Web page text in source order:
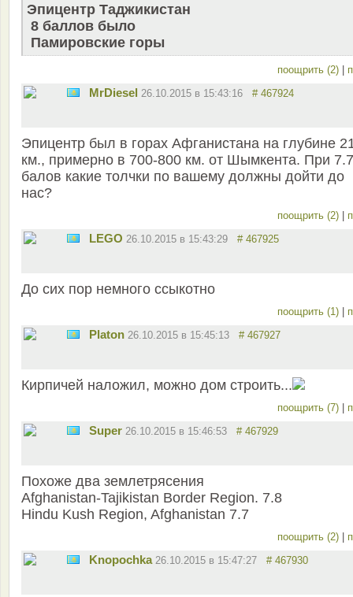
Эпицентр Таджикистан
8 баллов было
Памировские горы
поощрить (2) |
MrDiesel 26.10.2015 в 15:43:16 # 467924
Эпицентр был в горах Афганистана на глубине
км., примерно в 700-800 км. от Шымкента. При 7.7
балов какие толчки по вашему должны дойти до
нас?
поощрить (2) |
LEGO 26.10.2015 в 15:43:29 # 467925
До сих пор немного ссыкотно
поощрить (1) |
Platon 26.10.2015 в 15:45:13 # 467927
Кирпичей наложил, можно дом строить...
поощрить (7) |
Super 26.10.2015 в 15:46:53 # 467929
Похоже два землетрясения
Afghanistan-Tajikistan Border Region. 7.8
Hindu Kush Region, Afghanistan 7.7
поощрить (2) |
Knopochka 26.10.2015 в 15:47:27 # 467930